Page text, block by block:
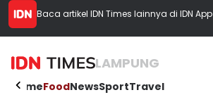
Baca artikel IDN Times lainnya di IDN App
LAMPUNG
HomeFoodNewsSportTravel